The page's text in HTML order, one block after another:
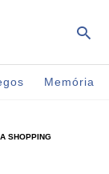
Memória
SHOPPING